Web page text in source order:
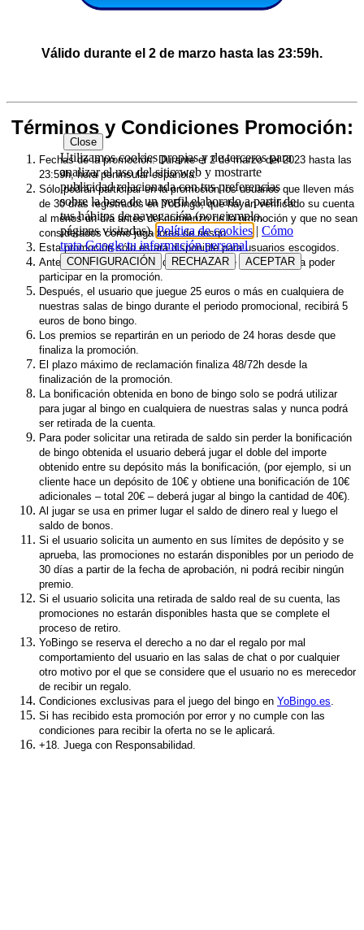
Válido durante el 2 de marzo hasta las 23:59h.
Términos y Condiciones Promoción:
Fechasde lapromoción: Durante el 2 de marzodel 2023 hasta las
23:59h, hora peninsularespañola.
Sólo podrán participar en la promoción los usuarios que lleven más
de 30 días registrados en YoBingo, que hayan verificado su cuenta
al menos un día antes del comienzo de la promoción y que no sean
considerados como jugadores de riesgo.
Esta promoción sólo estará disponible para usuarios escogidos.
Antes de nada, el usuario debe inscribirse en ellinkpara poder
participar en la promoción.
Después, el usuario que juegue 25 euros o más en cualquiera de
nuestras salas de bingo durante el periodo promocional, recibirá 5
euros de bono bingo.
Los premios se repartirán en un periodo de 24 horas desde que
finaliza la promoción.
El plazo máximo de reclamación finaliza 48/72h desde la
finalización de la promoción.
La bonificación obtenida en bono de bingo solo se podrá utilizar ​​
para jugar al bingo en cualquiera de nuestras salas y nunca podrá
ser retirada de la cuenta.
Para poder solicitar una retirada de saldo sin perder la bonificación
de bingo obtenida el usuario deberá jugar el doble del importe
obtenido entre su depósito más la bonificación, (por ejemplo, si un
cliente hace un depósito de 10€ y obtiene una bonificación de 10€
adicionales – total 20€ – deberá jugar al bingo la cantidad de 40€).
Al jugar se usa en primer lugar el saldo de dinero real y luego el
saldo de bonos.
Si el usuario solicita un aumento en sus límites de depósito y se
aprueba, las promociones no estarán disponibles por un periodo de
30 días a partir de la fecha de aprobación, ni podrá recibir ningún
premio.
Si el usuario solicita una retirada de saldo real de su cuenta, las
promociones no estarán disponibles hasta que se complete el
proceso de retiro.
YoBingo se reserva el derecho a no dar el regalo por mal
comportamiento del usuario en las salas de chat o por cualquier
otro motivo por el que se considere que el usuario no es merecedor
de recibirun regalo.
Condiciones exclusivas para el juego del bingo en YoBingo.es.
Si has recibido esta promoción por error y no cumple con las
condiciones para recibir la oferta no se le aplicará.
+18. Juega con Responsabilidad.
Close
Utilizamos cookies propias y de terceros para
analizar el uso del sitio web y mostrarte
publicidad relacionada con tus preferencias
sobre la base de un perfil elaborado a partir de
tus hábitos de navegación (por ejemplo,
páginas visitadas).Política de cookies | Cómo
trata Google tu información personal
CONFIGURACIÓN RECHAZAR ACEPTAR